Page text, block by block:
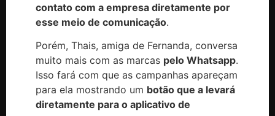
contato com a empresa diretamente por
esse meio de comunicação.
Porém, Thais, amiga de Fernanda, conversa
muito mais com as marcas pelo Whatsapp.
Isso fará com que as campanhas apareçam
para ela mostrando um botão que a levará
diretamente para o aplicativo de